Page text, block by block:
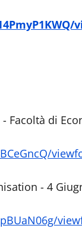
Facoltà di
- 4